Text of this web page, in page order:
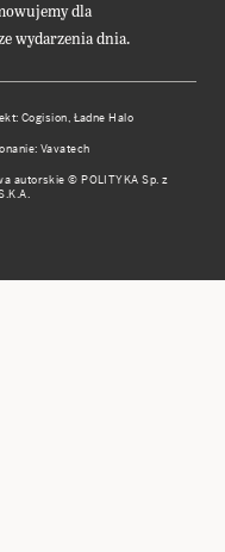
dla
wydarzenia dnia.
Cogision, Ładne Halo
Vavatech
autorskie © POLITYKA Sp. z